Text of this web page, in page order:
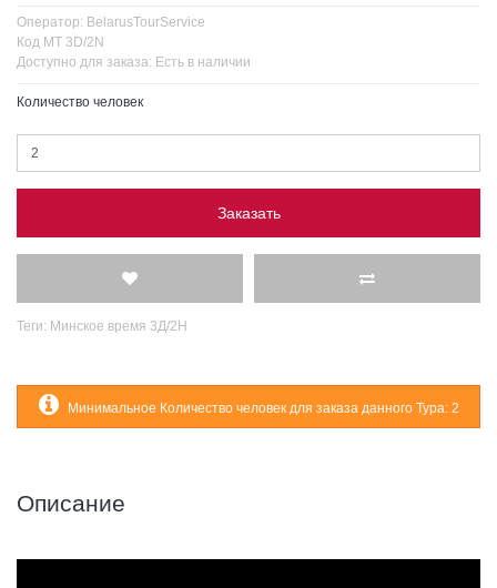
Оператор: BelarusTourService
Код MT 3D/2N
Доступно для заказа: Есть в наличии
Количество человек
Заказать
Теги: Минское время 3Д/2Н
Минимальное Количество человек для заказа данного Тура: 2
Описание